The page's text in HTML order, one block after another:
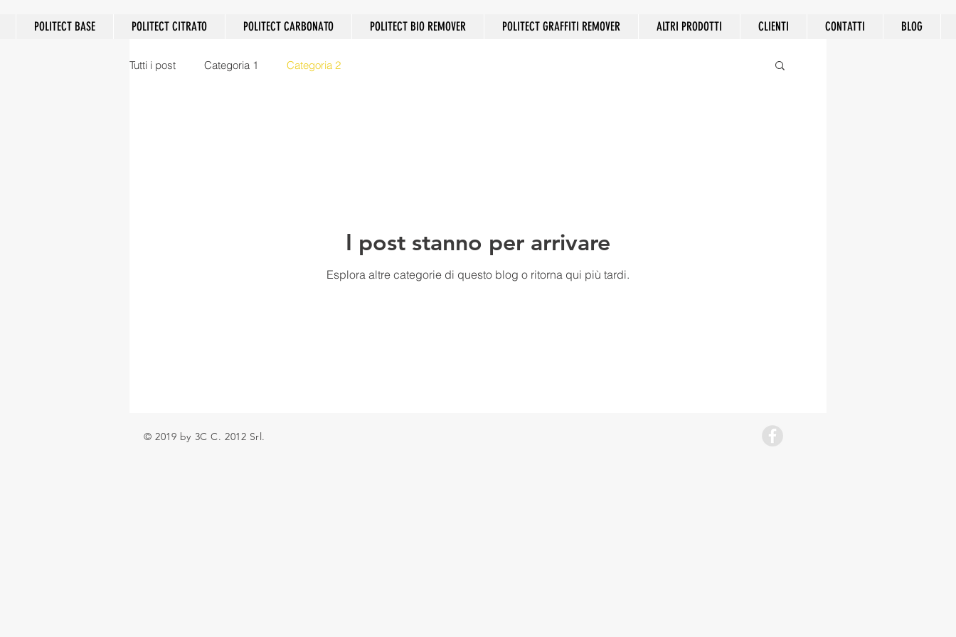
POLITECT BASE POLITECT CITRATO POLITECT CARBONATO POLITECT BIO REMOVER POLITECT GRAFFITI REMOVER ALTRI PRODOTTI CLIENTI CONTATTI BLOG
Tutti i post Categoria 1 Categoria 2
I post stanno per arrivare
Esplora altre categorie di questo blog o ritorna qui più tardi.
© 2019 by 3C C. 2012 Srl.